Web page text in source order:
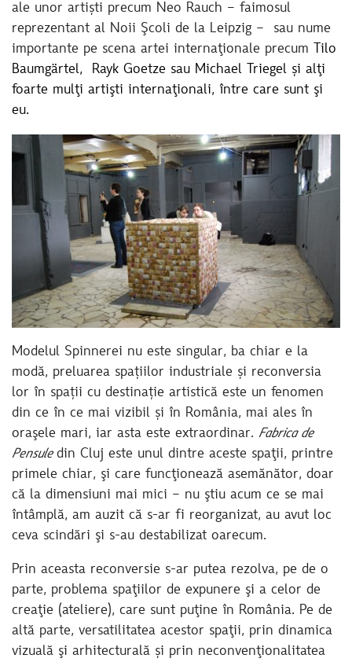
ale unor artiști precum Neo Rauch – faimosul
reprezentant al Noii Şcoli de la Leipzig – sau nume
importante pe scena artei internaţionale precum Tilo
Baumgärtel, Rayk Goetze sau Michael Triegel și alţi
foarte mulţi artişti internaţionali, între care sunt şi
eu.
Modelul Spinnerei nu este singular, ba chiar e la
modă, preluarea spațiilor industriale și reconversia
lor în spații cu destinație artistică este un fenomen
din ce în ce mai vizibil și în România, mai ales în
oraşele mari, iar asta este extraordinar. Fabrica de
Pensuledin Cluj este unul dintre aceste spaţii, printre
primele chiar, şi care funcţionează asemănător, doar
că la dimensiuni mai mici – nu ştiu acum ce se mai
întâmplă, am auzit că s-ar fi reorganizat, au avut loc
ceva scindări şi s-au destabilizat oarecum.
Prin aceasta reconversie s-ar putea rezolva, pe de o
parte, problema spaţiilor de expunere şi a celor de
creaţie (ateliere), care sunt puţine în România. Pe de
altă parte, versatilitatea acestor spaţii, prin dinamica
vizuală şi arhitecturală și prin neconvenţionalitatea